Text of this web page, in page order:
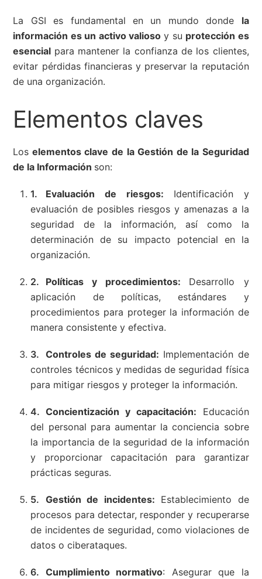
La GSI es fundamental en un mundo donde la
información es un activo valioso y su protección es
esencial para mantener la confianza de los clientes,
evitar pérdidas financieras y preservar la reputación
de una organización.
Elementos claves
Los elementos clave de la Gestión de la Seguridad
de la Información son:
Evaluación de riesgos: Identificación y
evaluación de posibles riesgos y amenazas a la
seguridad de la información, así como la
determinación de su impacto potencial en la
organización.
Políticas y procedimientos: Desarrollo y
aplicación de políticas, estándares y
procedimientos para proteger la información de
manera consistente y efectiva.
Controles de seguridad: Implementación de
controles técnicos y medidas de seguridad física
para mitigar riesgos y proteger la información.
Concientización y capacitación: Educación
del personal para aumentar la conciencia sobre
la importancia de la seguridad de la información
y proporcionar capacitación para garantizar
prácticas seguras.
Gestión de incidentes: Establecimiento de
procesos para detectar, responder y recuperarse
de incidentes de seguridad, como violaciones de
datos o ciberataques.
Cumplimiento normativo: Asegurar que la